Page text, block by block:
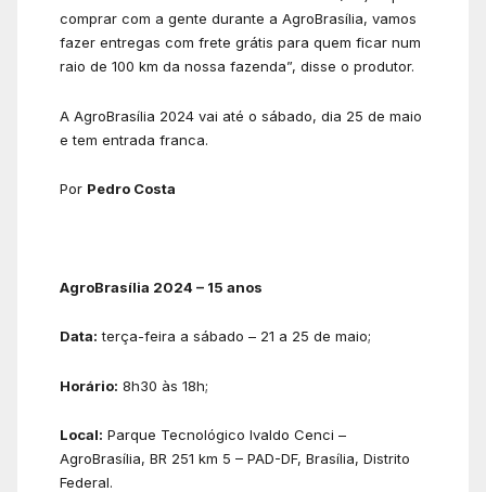
comprar com a gente durante a AgroBrasília, vamos
fazer entregas com frete grátis para quem ficar num
raio de 100 km da nossa fazenda”, disse o produtor.
A AgroBrasília 2024 vai até o sábado, dia 25 de maio
e tem entrada franca.
Por Pedro Costa
AgroBrasília 2024 – 15 anos
Data: terça-feira a sábado – 21 a 25 de maio;
Horário: 8h30 às 18h;
Local: Parque Tecnológico Ivaldo Cenci –
AgroBrasília, BR 251 km 5 – PAD-DF, Brasília, Distrito
Federal.